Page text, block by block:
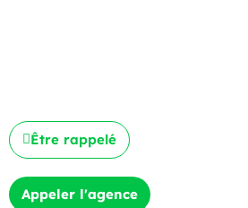
Être rappelé
Appeler l'agence